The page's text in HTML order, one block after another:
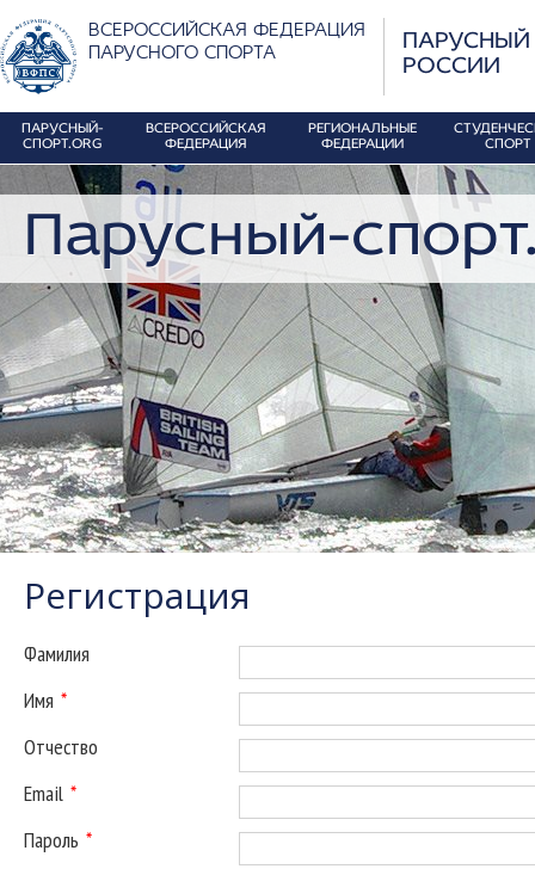
ВСЕРОССИЙСКАЯ ФЕДЕРАЦИЯ
ПАРУСНОГО СПОРТА
ПАРУСНЫЙ
РОССИИ
ПАРУСНЫЙ-
СПОРТ.ORG
ВСЕРОССИЙСКАЯ
ФЕДЕРАЦИЯ
РЕГИОНАЛЬНЫЕ
ФЕДЕРАЦИИ
СПОРТ
Парусный-
Регистрация
Фамилия
Имя *
Отчество
Email *
Пароль *